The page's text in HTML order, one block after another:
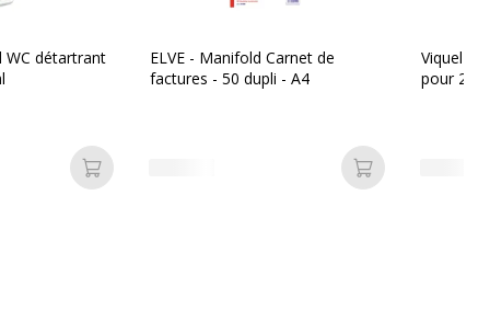
WC détartrant
Ajouter au panier
ELVE - Manifold Carnet de
factures - 50 dupli - A4
Ajouter au
Viquel -
pour 25